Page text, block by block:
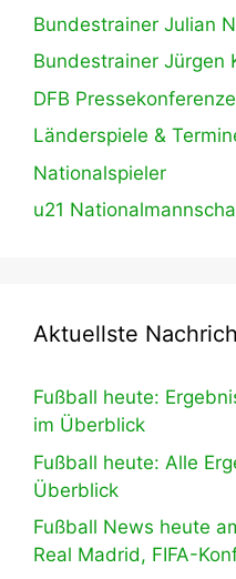
Bundestrainer Julian
Bundestrainer Jürgen
DFB
Länderspiele &
Nationalspieler
u21
Aktuellste
Fußball heute:
im Überblick
Fußball heute: Alle
Überblick
Fußball News heute
Real Madrid, FIFA-